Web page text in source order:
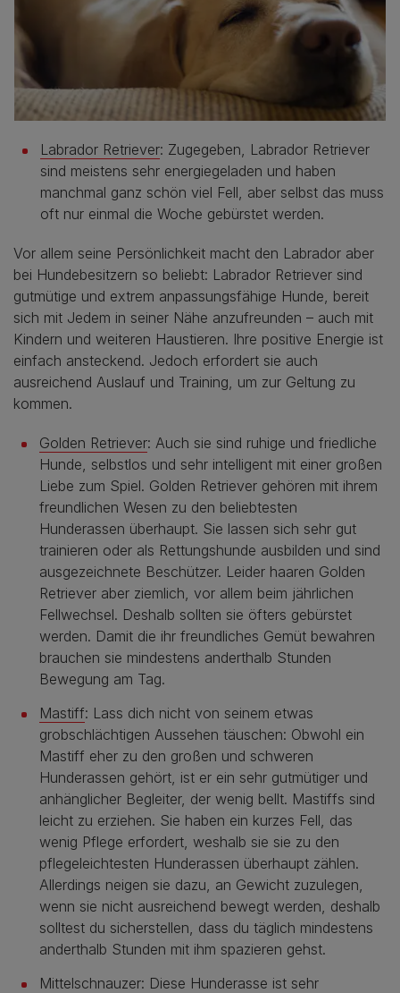
Labrador Retriever: Zugegeben, Labrador Retriever
sind meistens sehr energiegeladen und haben
manchmal ganz schön viel Fell, aber selbst das muss
oft nur einmal die Woche gebürstet werden.
Vor allem seine Persönlichkeit macht den Labrador aber
bei Hundebesitzern so beliebt: Labrador Retriever sind
gutmütige und extrem anpassungsfähige Hunde, bereit
sich mit Jedem in seiner Nähe anzufreunden – auch mit
Kindern und weiteren Haustieren. Ihre positive Energie ist
einfach ansteckend. Jedoch erfordert sie auch
ausreichend Auslauf und Training, um zur Geltung zu
kommen.
Golden Retriever: Auch sie sind ruhige und friedliche
Hunde, selbstlos und sehr intelligent mit einer großen
Liebe zum Spiel. Golden Retriever gehören mit ihrem
freundlichen Wesen zu den beliebtesten
Hunderassen überhaupt. Sie lassen sich sehr gut
trainieren oder als Rettungshunde ausbilden und sind
ausgezeichnete Beschützer. Leider haaren Golden
Retriever aber ziemlich, vor allem beim jährlichen
Fellwechsel. Deshalb sollten sie öfters gebürstet
werden. Damit die ihr freundliches Gemüt bewahren
brauchen sie mindestens anderthalb Stunden
Bewegung am Tag.
Mastiff: Lass dich nicht von seinem etwas
grobschlächtigen Aussehen täuschen: Obwohl ein
Mastiff eher zu den großen und schweren
Hunderassen gehört, ist er ein sehr gutmütiger und
anhänglicher Begleiter, der wenig bellt. Mastiffs sind
leicht zu erziehen. Sie haben ein kurzes Fell, das
wenig Pflege erfordert, weshalb sie sie zu den
pflegeleichtesten Hunderassen überhaupt zählen.
Allerdings neigen sie dazu, an Gewicht zuzulegen,
wenn sie nicht ausreichend bewegt werden, deshalb
solltest du sicherstellen, dass du täglich mindestens
anderthalb Stunden mit ihm spazieren gehst.
Mittelschnauzer: Diese Hunderasse ist sehr